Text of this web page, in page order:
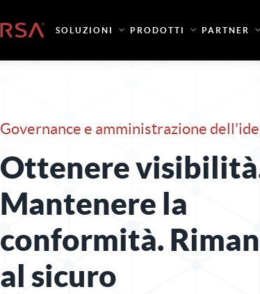
Casa SOLUZIONI PRODOTTI PARTNER
Governance e amministrazione
Ottenere
Mantenere la
conformità.
al sicuro